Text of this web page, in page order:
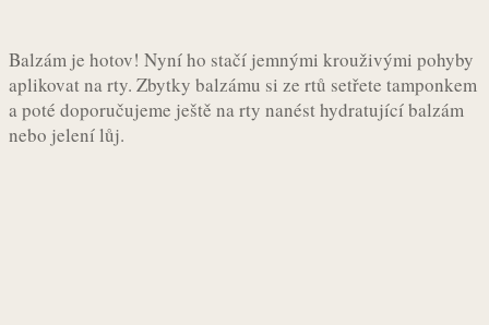
Balzám je hotov! Nyní ho stačí jemnými krouživými pohyby
aplikovat na rty. Zbytky balzámu si ze rtů setřete tamponkem
a poté doporučujeme ještě na rty nanést hydratující balzám
nebo jelení lůj.